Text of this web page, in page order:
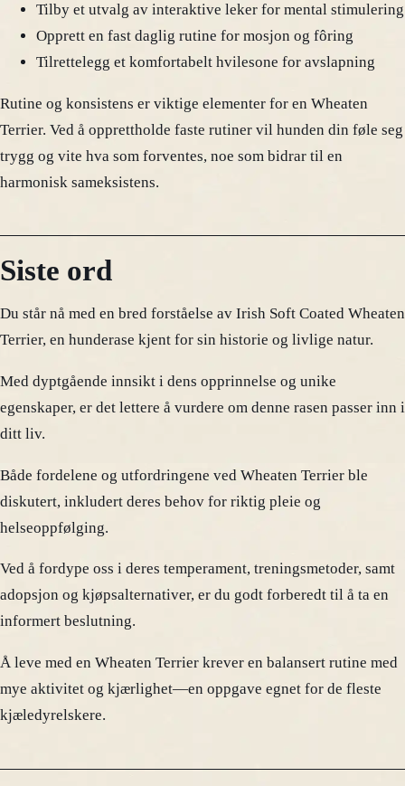
Tilby et utvalg av interaktive leker for mental stimulering
Opprett en fast daglig rutine for mosjon og fôring
Tilrettelegg et komfortabelt hvilesone for avslapning
Rutine og konsistens er viktige elementer for en Wheaten
Terrier. Ved å opprettholde faste rutiner vil hunden din føle seg
trygg og vite hva som forventes, noe som bidrar til en
harmonisk sameksistens.
Siste ord
Du står nå med en bred forståelse av Irish Soft Coated Wheaten
Terrier, en hunderase kjent for sin historie og livlige natur.
Med dyptgående innsikt i dens opprinnelse og unike
egenskaper, er det lettere å vurdere om denne rasen passer inn i
ditt liv.
Både fordelene og utfordringene ved Wheaten Terrier ble
diskutert, inkludert deres behov for riktig pleie og
helseoppfølging.
Ved å fordype oss i deres temperament, treningsmetoder, samt
adopsjon og kjøpsalternativer, er du godt forberedt til å ta en
informert beslutning.
Å leve med en Wheaten Terrier krever en balansert rutine med
mye aktivitet og kjærlighet—en oppgave egnet for de fleste
kjæledyrelskere.